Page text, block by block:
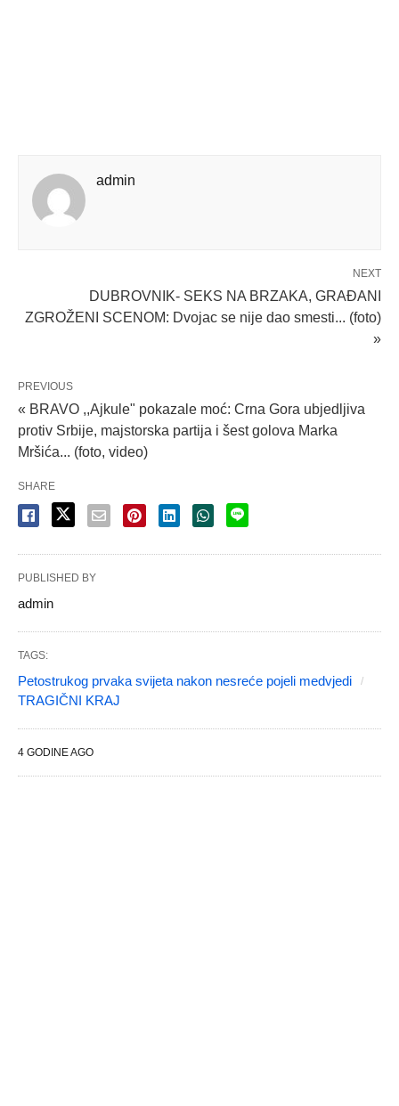
admin
NEXT
DUBROVNIK- SEKS NA BRZAKA, GRAĐANI
ZGROŽENI SCENOM: Dvojac se nije dao smesti... (foto)
»
PREVIOUS
« BRAVO ,,Ajkule" pokazale moć: Crna Gora ubjedljiva
protiv Srbije, majstorska partija i šest golova Marka
Mršića... (foto, video)
SHARE
PUBLISHED BY
admin
TAGS:
Petostrukog prvaka svijeta nakon nesreće pojeli medvjedi
TRAGIČNI KRAJ
4 GODINE AGO